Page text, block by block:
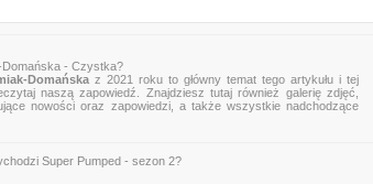
- Czystka?
Domańskaz 2021 roku to główny temat tego artykułu i tej
naszą zapowiedź. Znajdziesz tutaj również galerię zdjęć,
nowości oraz zapowiedzi, a także wszystkie nadchodzące
Super Pumped - sezon 2?